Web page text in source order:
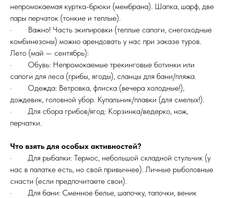
непромокаемая куртка-брюки (мембрана). Шапка, шарф, две
пары перчаток (тонкие и теплые).
· Важно! Часть экипировки (теплые сапоги, снегоходные
комбинезоны) можно арендовать у нас при заказе туров.
Лето (май — сентябрь):
· Обувь: Непромокаемые трекинговые ботинки или
сапоги для леса (грибы, ягоды), сланцы для бани/пляжа.
· Одежда: Ветровка, флиска (вечера холодные!),
дождевик, головной убор. Купальник/плавки (для смелых!).
· Для сбора грибов/ягод: Корзинка/ведерко, нож,
перчатки.
Что взять для особых активностей?
· Для рыбалки: Термос, небольшой складной стульчик (у
нас в палатке есть, но свой привычнее). Личные рыболовные
снасти (если предпочитаете свои).
· Для бани: Сменное белье, шапочку, тапочки, веник